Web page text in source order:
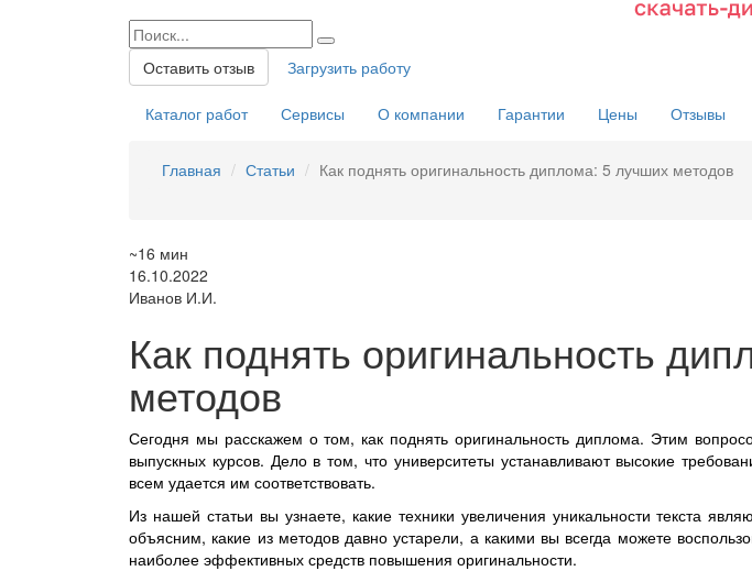
Оставить отзыв Загрузить работу
Каталог работ Сервисы О компании Гарантии Цены Отзывы
Главная Статьи Как поднять оригинальность диплома: 5 лучших методов
~16 мин
16.10.2022
Иванов И.И.
Как поднять оригинальность
методов
Сегодня мы расскажем о том, как поднять оригинальность диплома. Этим
выпускных курсов. Дело в том, что университеты устанавливают высокие
всем удается им соответствовать.
Из нашей статьи вы узнаете, какие техники увеличения уникальности текста
объясним, какие из методов давно устарели, а какими вы всегда можете
наиболее эффективных средств повышения оригинальности.